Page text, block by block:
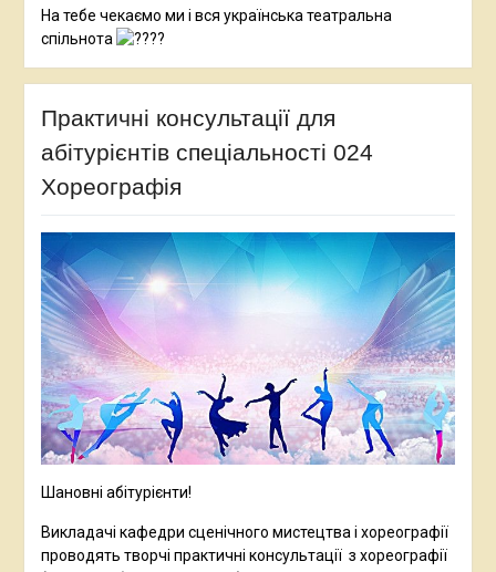
На тебе чекаємо ми і вся українська театральна
спільнота
Практичні консультації для
абітурієнтів спеціальності 024
Хореографія
Шановні абітурієнти!
Викладачі кафедри сценічного мистецтва і хореографії
проводять творчі практичні консультації з хореографії